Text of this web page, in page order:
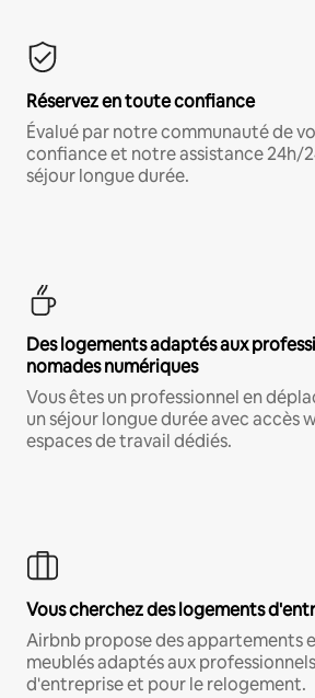
Réservez en toute confiance
Évalué par notre communauté de
confiance et notre assistance 24h/
séjour longue durée.
Des logements adaptés aux
nomades numériques
Vous êtes un professionnel en
un séjour longue durée avec accès
espaces de travail dédiés.
Vous cherchez des logements
Airbnb propose des appartements
meublés adaptés aux
d'entreprise et pour le relogement.